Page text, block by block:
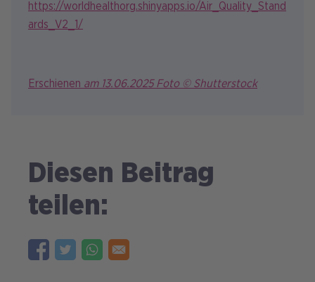
https://worldhealthorg.shinyapps.io/Air_Quality_Stand
ards_V2_1/
Erschienen am 13.06.2025 Foto © Shutterstock
Diesen Beitrag
teilen: